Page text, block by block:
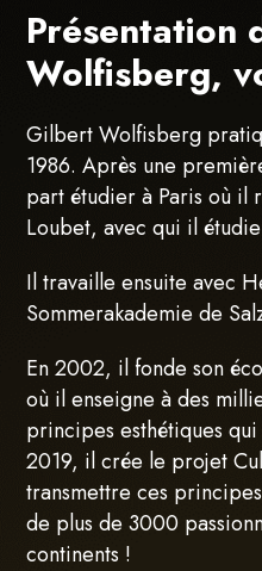
Présentation
Wolfisberg,
Gilbert Wolfisberg
1986. Après une
part étudier à Paris où il
Loubet, avec qui il
Il travaille ensuite avec
Sommerakademie de
En 2002, il fonde son
où il enseigne à des
principes esthétiques
2019, il crée le projet
transmettre ces
de plus de 3000
continents !